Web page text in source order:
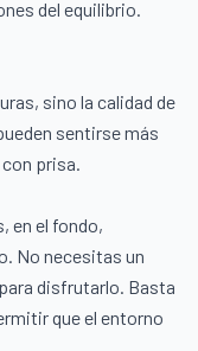
del equilibrio.
sino la calidad de
sentirse más
prisa.
en el fondo,
No necesitas un
disfrutarlo. Basta
que el entorno